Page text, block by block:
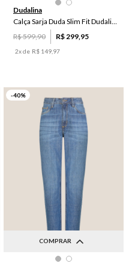
40
46
Dudalina
Calça Sarja Duda Slim Fit Dudalina Feminina
R$599,90 R$ 299 95
2x de R$ 149 97
-40%
COMPRAR
40